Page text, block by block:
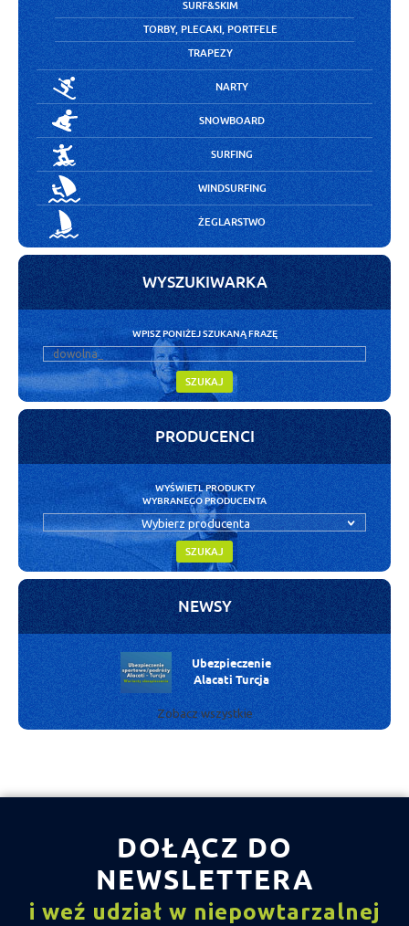
SURF&SKIM
TORBY, PLECAKI, PORTFELE
TRAPEZY
NARTY
SNOWBOARD
SURFING
WINDSURFING
ŻEGLARSTWO
WYSZUKIWARKA
WPISZ PONIŻEJ SZUKANĄ FRAZĘ
SZUKAJ
PRODUCENCI
WYŚWIETL PRODUKTY
WYBRANEGO PRODUCENTA
Wybierz producenta
SZUKAJ
NEWSY
Ubezpieczenie
Alacati Turcja
Zobacz wszystkie
DOŁĄCZ DO
NEWSLETTERA
i weź udział w niepowtarzalnej